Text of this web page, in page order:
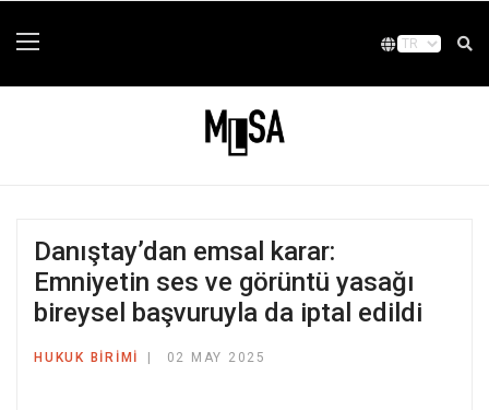
Danıştay’dan emsal karar:
Emniyetin ses ve görüntü yasağı
bireysel başvuruyla da iptal edildi
HUKUK BIRIMI 02 MAY 2025